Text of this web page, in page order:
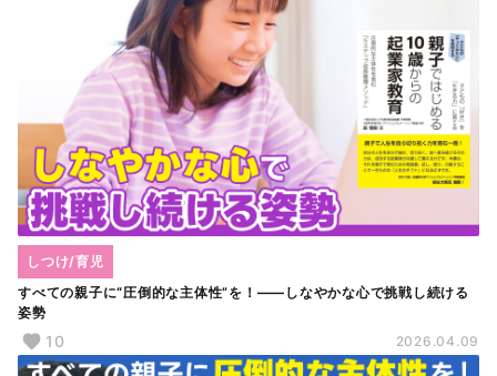
すべての親子に“圧倒的な主体性”を！――しなやかな心で挑戦し続ける
姿勢
しつけ/育児
10 2026.04.09